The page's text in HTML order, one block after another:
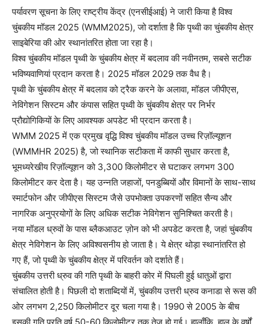
पर्यावरण सूचना के लिए राष्ट्रीय केंद्र (एनसीईआई) ने जारी किया है विश्व
चुंबकीय मॉडल 2025 (WMM2025), जो दर्शाता है कि पृथ्वी का चुंबकीय क्षेत्र
साइबेरिया की ओर स्थानांतरित होता जा रहा है।
विश्व चुंबकीय मॉडल पृथ्वी के चुंबकीय क्षेत्र में बदलाव की नवीनतम, सबसे सटीक
भविष्यवाणियां प्रदान करता है। 2025 मॉडल 2029 तक वैध है।
पृथ्वी के चुंबकीय क्षेत्र में बदलाव को ट्रैक करने के अलावा, मॉडल जीपीएस,
नेविगेशन सिस्टम और कंपास सहित पृथ्वी के चुंबकीय क्षेत्र पर निर्भर
प्रौद्योगिकियों के लिए आवश्यक अपडेट भी प्रदान करता है।
WMM 2025 में एक प्रमुख वृद्धि विश्व चुंबकीय मॉडल उच्च रिज़ॉल्यूशन
(WMMHR 2025) है, जो स्थानिक सटीकता में काफी सुधार करता है,
भूमध्यरेखीय रिज़ॉल्यूशन को 3,300 किलोमीटर से घटाकर लगभग 300
किलोमीटर कर देता है। यह उन्नति जहाजों, पनडुब्बियों और विमानों के साथ-साथ
स्मार्टफोन और जीपीएस सिस्टम जैसे उपभोक्ता उपकरणों सहित सैन्य और
नागरिक अनुप्रयोगों के लिए अधिक सटीक नेविगेशन सुनिश्चित करती है।
नया मॉडल ध्रुवों के पास ब्लैकआउट ज़ोन को भी अपडेट करता है, जहां चुंबकीय
क्षेत्र नेविगेशन के लिए अविश्वसनीय हो जाता है। ये क्षेत्र थोड़ा स्थानांतरित हो
गए हैं, जो पृथ्वी के चुंबकीय क्षेत्र में परिवर्तन को दर्शाते हैं।
चुंबकीय उत्तरी ध्रुव की गति पृथ्वी के बाहरी कोर में पिघली हुई धातुओं द्वारा
संचालित होती है। पिछली दो शताब्दियों में, चुंबकीय उत्तरी ध्रुव कनाडा से रूस की
ओर लगभग 2,250 किलोमीटर दूर चला गया है। 1990 से 2005 के बीच